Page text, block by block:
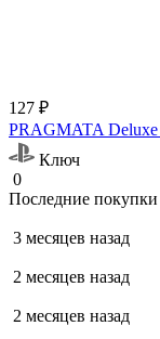
127 ₽
PRAGMATA
Ключ
0
Последние покупки
3 месяцев назад
2 месяцев назад
2 месяцев назад